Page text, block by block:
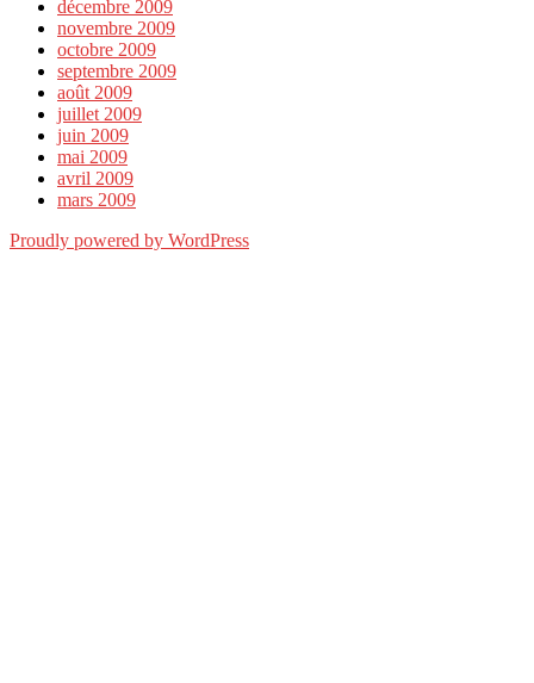
décembre 2009
novembre 2009
octobre 2009
septembre 2009
août 2009
juillet 2009
juin 2009
mai 2009
avril 2009
mars 2009
Proudly powered by WordPress